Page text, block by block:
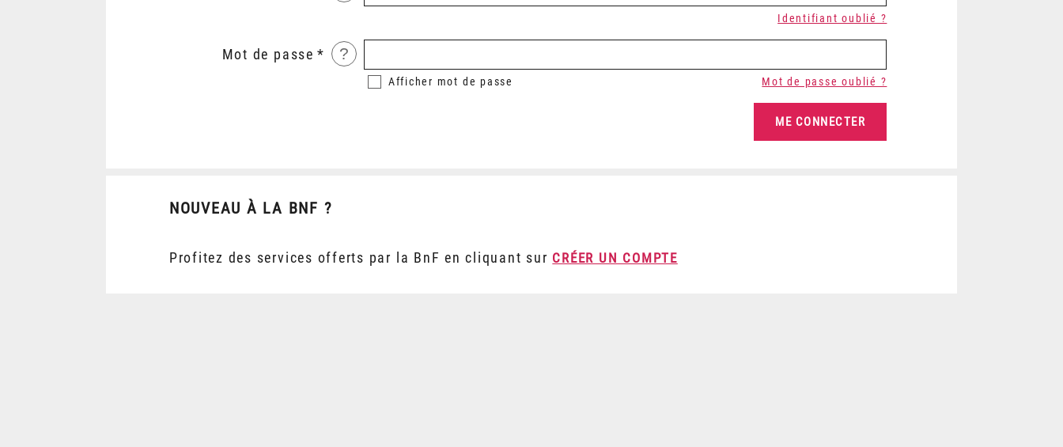
Identifiant oublié ?
Mot de passe ?
Afficher mot de passe Mot de passe oublié ?
NOUVEAU À LA BNF ?
Profitez des services offerts par la BnF en cliquant sur CRÉER UN COMPTE